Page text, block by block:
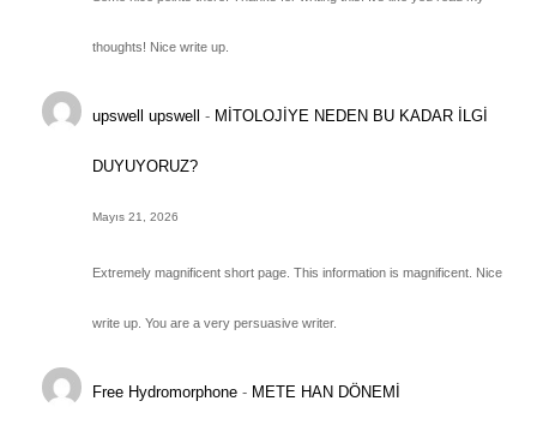
thoughts! Nice write up.
upswell upswell - MİTOLOJİYE NEDEN BU KADAR İLGİ
DUYUYORUZ?
Mayıs 21, 2026
Extremely magnificent short page. This information is magnificent. Nice
write up. You are a very persuasive writer.
Free Hydromorphone - METE HAN DÖNEMİ